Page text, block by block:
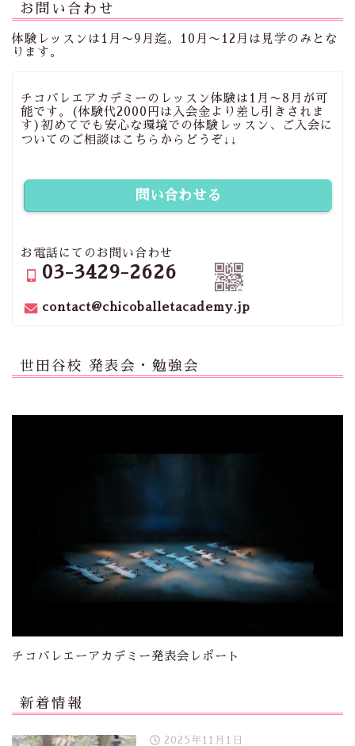
お問い合わせ
体験レッスンは1月〜9月迄。10月〜12月は見学のみとな
ります。
チコバレエアカデミーのレッスン体験は1月〜8月が可
能です。(体験代2000円は入会金より差し引きされま
す)初めてでも安心な環境での体験レッスン、ご入会に
ついてのご相談はこちらからどうぞ↓↓
問い合わせる
お電話にてのお問い合わせ
03-3429-2626
contact@chicoballetacademy.jp
世田谷校 発表会・勉強会
チコバレエーアカデミー発表会レポート
新着情報
2025年11月1日